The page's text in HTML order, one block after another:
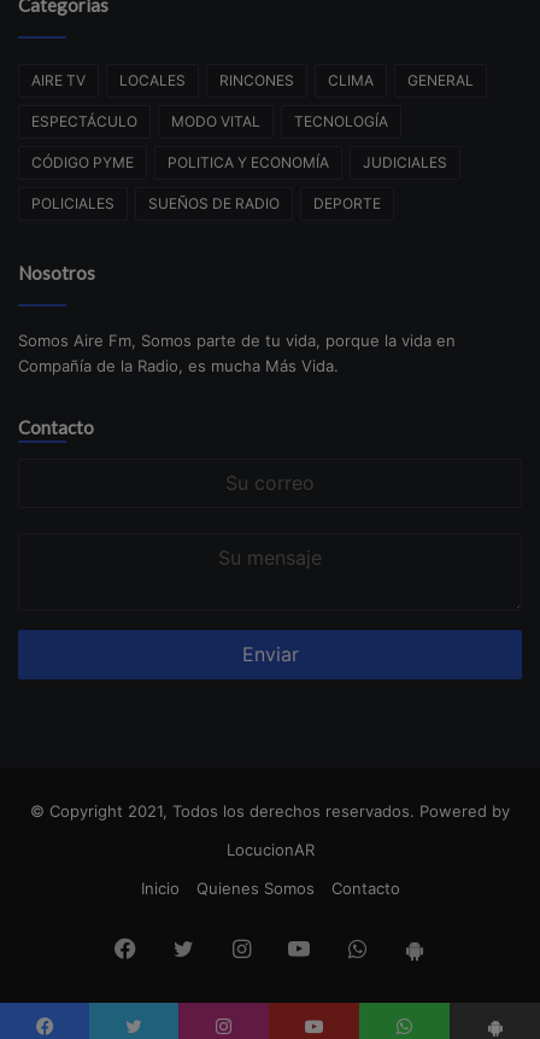
Categorías
AIRE TV LOCALES RINCONES CLIMA GENERAL
ESPECTÁCULO MODO VITAL TECNOLOGÍA
CÓDIGO PYME POLITICA Y ECONOMÍA JUDICIALES
POLICIALES SUEÑOS DE RADIO DEPORTE
Nosotros
Somos Aire Fm, Somos parte de tu vida, porque la vida en
Compañía de la Radio, es mucha Más Vida.
Contacto
© Copyright 2021, Todos los derechos reservados. Powered by
LocucionAR
Inicio
Quienes Somos Contacto
Facebook
TwitterInstagramYoutubeWhatsapp
Android